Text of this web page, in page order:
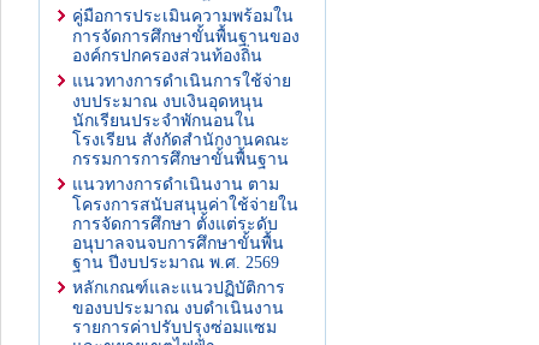
คู่มือการประเมินความพร้อมใน
การจัดการศึกษาขั้นพื้นฐานของ
องค์กรปกครองส่วนท้องถิ่น
แนวทางการดำเนินการใช้จ่าย
งบประมาณ งบเงินอุดหนุน
นักเรียนประจำพักนอนใน
โรงเรียน สังกัดสำนักงานคณะ
กรรมการการศึกษาขั้นพื้นฐาน
แนวทางการดำเนินงาน ตาม
โครงการสนับสนุนค่าใช้จ่ายใน
การจัดการศึกษา ตั้งแต่ระดับ
อนุบาลจนจบการศึกษาขั้นพื้น
ฐาน ปีงบประมาณ พ.ศ. 2569
หลักเกณฑ์และแนวปฏิบัติการ
ของบประมาณ งบดำเนินงาน
รายการค่าปรับปรุงซ่อมแซม